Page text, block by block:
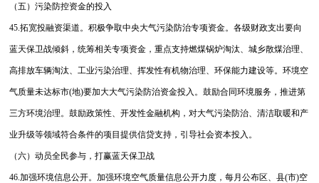
（五）污染防控资金的投入
45.拓宽投融资渠道。积极争取中央大气污染防治专项资金。各级财政支出要向
蓝天保卫战倾斜，统筹相关专项资金，重点支持燃煤锅炉淘汰、城乡散煤治理、
高排放车辆淘汰、工业污染治理、挥发性有机物治理、环保能力建设等。环境空
气质量未达标市(地)要加大大气污染防治资金投入。鼓励合同环境服务，推进第
三方环境治理。鼓励政策性、开发性金融机构，对大气污染防治、清洁取暖和产
业升级等领域符合条件的项目提供信贷支持，引导社会资本投入。
（六）动员全民参与，打赢蓝天保卫战
46.加强环境信息公开。加强环境空气质量信息公开力度，每月公布区、县(市)空